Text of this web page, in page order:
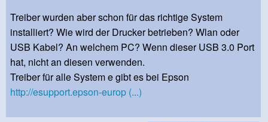
Treiber wurden aber schon für das richtige System
installiert? Wie wird der Drucker betrieben? Wlan oder
USB Kabel? An welchem PC? Wenn dieser USB 3.0 Port
hat, nicht an diesen verwenden.
Treiber für alle System e gibt es bei Epson
http://esupport.epson-europ (...)